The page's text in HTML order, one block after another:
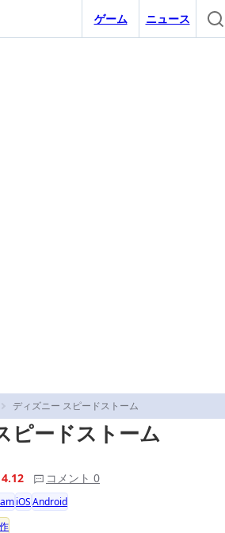
ゲーム ニュース
ディズニー スピードストーム
ピードストーム
4.12 コメント 0
iOSAndroid